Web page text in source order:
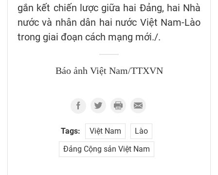
gắn kết chiến lược giữa hai Đảng, hai Nhà
nước và nhân dân hai nước Việt Nam-Lào
trong giai đoạn cách mạng mới./.
Báo ảnh Việt Nam/TTXVN
Tags: Việt Nam
Lào
Đảng Cộng sản Việt Nam